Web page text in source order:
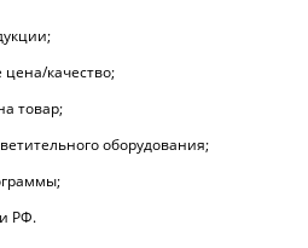
качество;
товар;
оборудования;
РФ.